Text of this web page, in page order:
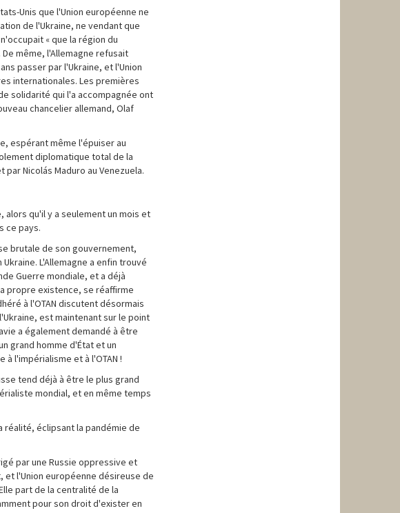
Unis que l'Union européenne ne
de l'Ukraine, ne vendant que
« que la région du
même, l'Allemagne refusait
passer par l'Ukraine, et l'Union
internationales. Les premières
solidarité qui l'a accompagnée ont
chancelier allemand, Olaf
espérant même l'épuiser au
diplomatique total de la
Nicolás Maduro au Venezuela.
qu'il y a seulement un mois et
ce pays.
brutale de son gouvernement,
L'Allemagne a enfin trouvé
Guerre mondiale, et a déjà
propre existence, se réaffirme
à l'OTAN discutent désormais
est maintenant sur le point
a également demandé à être
grand homme d'État et un
l'impérialisme et à l'OTAN !
tend déjà à être le plus grand
mondial, et en même temps
éclipsant la pandémie de
par une Russie oppressive et
et l'Union européenne désireuse de
part de la centralité de la
pour son droit d'exister en